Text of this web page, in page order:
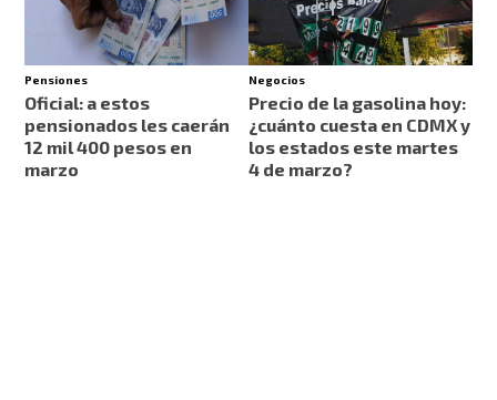
Pensiones
Oficial: a estos
pensionados les caerán
12 mil 400 pesos en
marzo
Negocios
Precio de la gasolina hoy:
¿cuánto cuesta en CDMX y
los estados este martes
4 de marzo?